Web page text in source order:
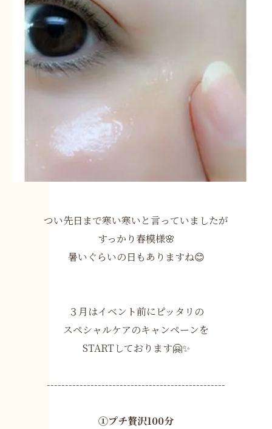
つい先日まで寒い寒いと言っていましたが
すっかり春模様🌸
暑いぐらいの日もありますね😊
３月はイベント前にピッタリの
スペシャルケアのキャンペーンを
STARTしております🤗✨
-------------------------------------------------
①プチ贅沢100分